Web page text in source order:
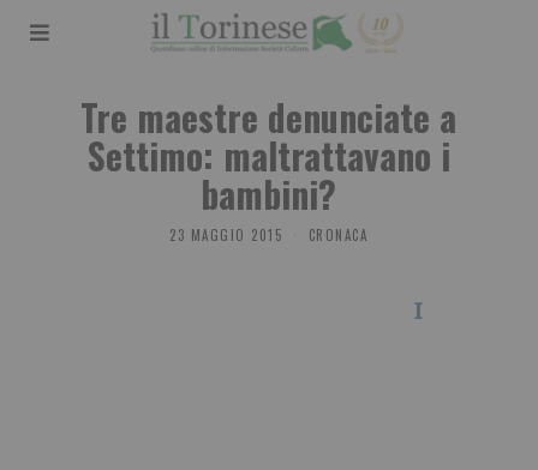
Tre maestre denunciate a
Settimo: maltrattavano i
bambini?
23 MAGGIO 2015 CRONACA
I